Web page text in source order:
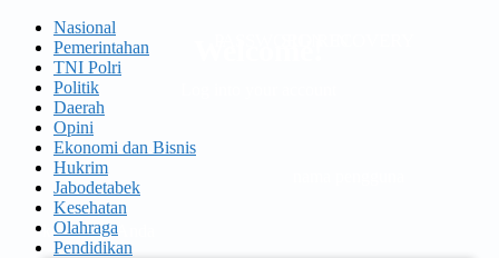
Nasional
Pemerintahan
TNI Polri
Politik
Daerah
Opini
Ekonomi dan Bisnis
Hukrim
Jabodetabek
Kesehatan
Olahraga
Pendidikan
kata sandi Anda